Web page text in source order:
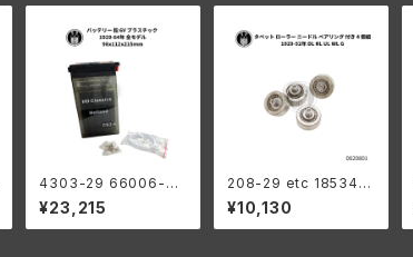
4303-29 66006-29
バッテリー 6V プラスチ
ック 1929-64年 98x1
12x215mm
¥23,215
208-29 etc 18534-2
9 タペットローラーセッ
ト ベアリング付き ４個
組
¥10,130